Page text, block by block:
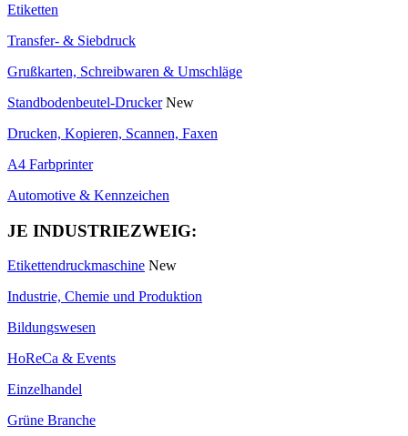
Etiketten
Transfer- & Siebdruck
Grußkarten, Schreibwaren & Umschläge
Standbodenbeutel-Drucker New
Drucken, Kopieren, Scannen, Faxen
A4 Farbprinter
Automotive & Kennzeichen
JE INDUSTRIEZWEIG:
Etikettendruckmaschine New
Industrie, Chemie und Produktion
Bildungswesen
HoReCa & Events
Einzelhandel
Grüne Branche